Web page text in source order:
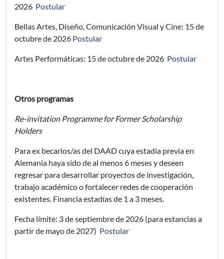
2026 Postular
Bellas Artes, Diseño, Comunicación Visual y Cine: 15 de
octubre de 2026 Postular
Artes Performáticas: 15 de octubre de 2026 Postular
Otros programas
Re-invitation Programme for Former Scholarship
Holders
Para ex becarios/as del DAAD cuya estadía previa en
Alemania haya sido de al menos 6 meses y deseen
regresar para desarrollar proyectos de investigación,
trabajo académico o fortalecer redes de cooperación
existentes. Financia estadías de 1 a 3 meses.
Fecha límite: 3 de septiembre de 2026 (para estancias a
partir de mayo de 2027) Postular